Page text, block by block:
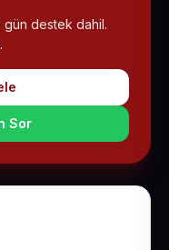
gün destek dahil.
Sor